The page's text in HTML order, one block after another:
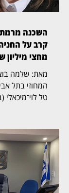
השכנה מרמת
קרב על
מחצי מיליון
המחוזי בתל
טל לוי־מיכאלי
הדין נקבע כי
שייכת לבעלי
ובעלת דירה
בהוצאות
525 אלף שקל.
בודובסקי רכשו